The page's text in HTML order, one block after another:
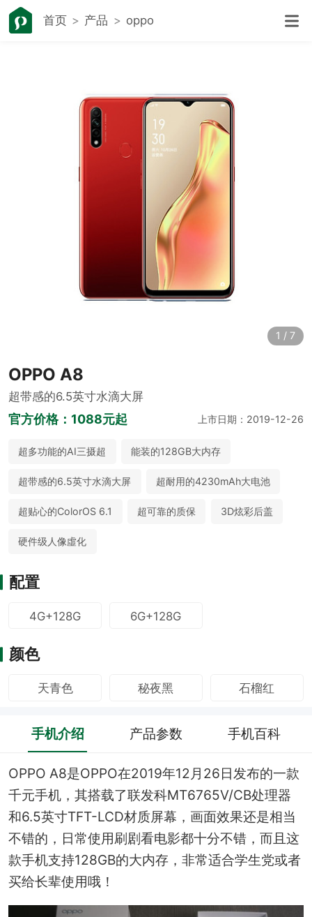
首页 产品 oppo
1 / 7
OPPO A8
超带感的6.5英寸水滴大屏
官方价格： 1088元起 上市日期：2019-12-26
超多功能的AI三摄超 能装的128GB大内存
超带感的6.5英寸水滴大屏 超耐用的4230mAh大电池
超贴心的ColorOS 6.1 超可靠的质保 3D炫彩后盖
硬件级人像虛化
配置
4G+128G 6G+128G
颜色
天青色 秘夜黑 石榴红
手机介绍 产品参数 手机百科
OPPO A8是OPPO在2019年12月26日发布的一款
千元手机，其搭载了联发科MT6765V/CB处理器
和6.5英寸TFT-LCD材质屏幕，画面效果还是相当
不错的，日常使用刷剧看电影都十分不错，而且这
款手机支持128GB的大内存，非常适合学生党或者
买给长辈使用哦！